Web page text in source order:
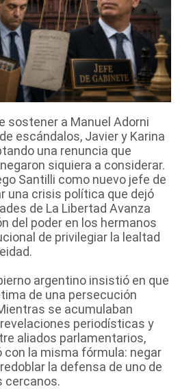
sostener a Manuel Adorni
escándalos, Javier y Karina
una renuncia que
siquiera a considerar.
Santilli como nuevo jefe de
una crisis política que dejó
de La Libertad Avanza
del poder en los hermanos
de privilegiar la lealtad
argentino insistió en que
de una persecución
se acumulaban
periodísticas y
aliados parlamentarios,
con la misma fórmula: negar
la defensa de uno de
cercanos.